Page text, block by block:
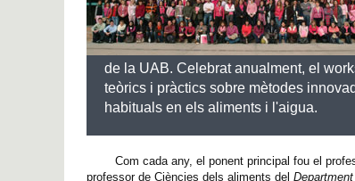
de la UAB. Celebrat anualment, el
teòrics i pràctics sobre mètodes
habituals en els aliments i l'aigua.
Com cada any, el ponent principal fou el
professor de Ciències dels aliments del